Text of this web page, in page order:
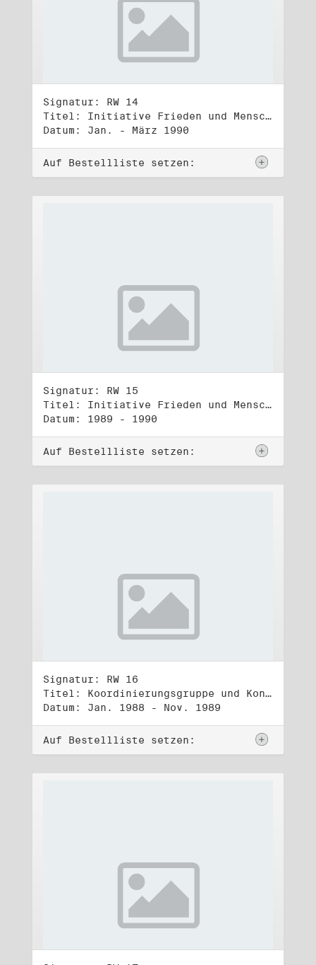
Signatur: RW 14
Titel: Initiative Frieden und Menschenrechte, Volkskammerwahl 18.3.1990
Datum: Jan. - März 1990
Auf Bestellliste setzen:
Signatur: RW 15
Titel: Initiative Frieden und Menschenrechte, Veröffentlichungen
Datum: 1989 - 1990
Auf Bestellliste setzen:
Signatur: RW 16
Titel: Koordinierungsgruppe und Kontakttelefongruppe
Datum: Jan. 1988 - Nov. 1989
Auf Bestellliste setzen: